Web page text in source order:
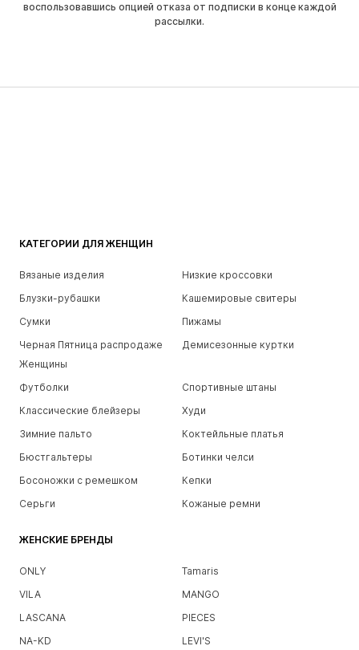
воспользовавшись опцией отказа от подписки в конце каждой
рассылки.
КАТЕГОРИИ ДЛЯ ЖЕНЩИН
Вязаные изделия
Низкие кроссовки
Блузки-рубашки
Кашемировые свитеры
Сумки
Пижамы
Черная Пятница распродаже
Женщины
Демисезонные куртки
Футболки
Спортивные штаны
Классические блейзеры
Худи
Зимние пальто
Коктейльные платья
Бюстгальтеры
Ботинки челси
Босоножки с ремешком
Кепки
Серьги
Кожаные ремни
ЖЕНСКИЕ БРЕНДЫ
ONLY
Tamaris
VILA
MANGO
LASCANA
PIECES
NA-KD
LEVI'S